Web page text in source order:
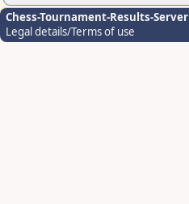
Chess-Tournament-Results-Server
Legal details/Terms of use